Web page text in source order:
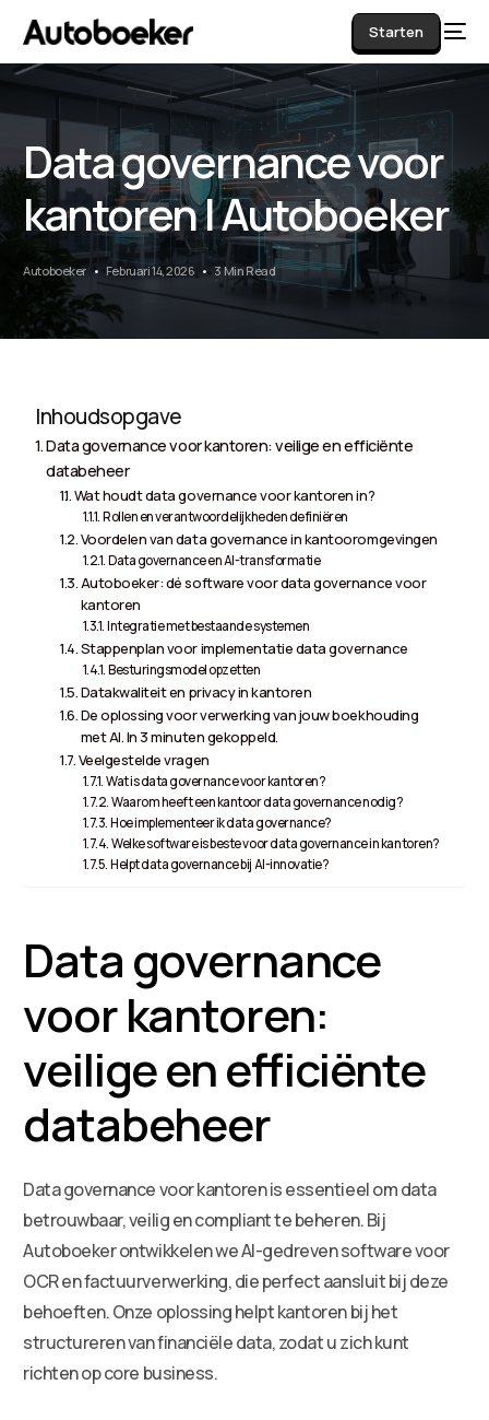
Starten
Data governance voor
kantoren | Autoboeker
Autoboeker Februari 14, 2026 3 Min Read
Inhoudsopgave
Data governance voor kantoren: veilige en efficiënte
databeheer
Wat houdt data governance voor kantoren in?
Rollen en verantwoordelijkheden definiëren
Voordelen van data governance in kantooromgevingen
Data governance en AI-transformatie
Autoboeker: dé software voor data governance voor
kantoren
Integratie met bestaande systemen
Stappenplan voor implementatie data governance
Besturingsmodel opzetten
Datakwaliteit en privacy in kantoren
De oplossing voor verwerking van jouw boekhouding
met AI. In 3 minuten gekoppeld.
Veelgestelde vragen
Wat is data governance voor kantoren?
Waarom heeft een kantoor data governance nodig?
Hoe implementeer ik data governance?
Welke software is beste voor data governance in kantoren?
Helpt data governance bij AI-innovatie?
Data governance
voor kantoren:
veilige en efficiënte
databeheer
Data governance voor kantoren is essentieel om data
betrouwbaar, veilig en compliant te beheren. Bij
Autoboeker ontwikkelen we AI-gedreven software voor
OCR en factuurverwerking, die perfect aansluit bij deze
behoeften. Onze oplossing helpt kantoren bij het
structureren van financiële data, zodat u zich kunt
richten op core business.